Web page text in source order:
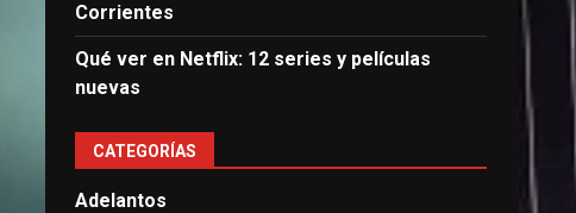
Corrientes
Qué ver en Netflix: 12 series y películas
nuevas
CATEGORÍAS
Adelantos